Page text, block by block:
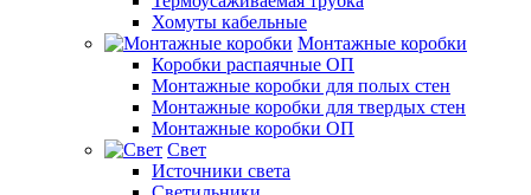
Хомуты кабельные
Монтажные коробки
Коробки распаячные ОП
Монтажные коробки для полых стен
Монтажные коробки для твердых стен
Монтажные коробки ОП
Свет
Источники света